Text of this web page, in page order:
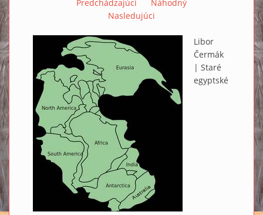
Predchádzajúci
Náhodný
Nasledujúci
Libor
Čermák
| Staré
egyptské